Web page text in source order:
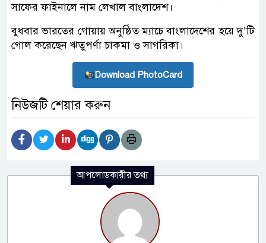
সাফের ফাইনালে নাম লেখাল বাংলাদেশ।
বুধবার ভারতের গোয়ায় অনুষ্ঠিত ম্যাচে বাংলাদেশের হয়ে দু’টি
গোল করেছেন ঋতুপর্ণা চাকমা ও সাগরিকা।
Download PhotoCard
নিউজটি শেয়ার করুন
আপলোডকারীর তথ্য